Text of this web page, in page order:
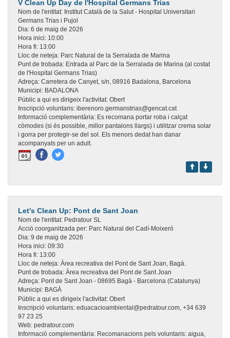
V Clean Up Day de l'Hospital Germans Trias
Nom de l'entitat: Institut Català de la Salut - Hospital Universitari
Germans Trias i Pujol
Dia: 6 de maig de 2026
Hora inici: 10:00
Hora fi: 13:00
Lloc de neteja: Parc Natural de la Serralada de Marina
Punt de trobada: Entrada al Parc de la Serralada de Marina (al costat
de l'Hospital Germans Trias)
Adreça: Carretera de Canyet, s/n, 08916 Badalona, Barcelona
Municipi: BADALONA
Públic a qui es dirigeix l'activitat: Obert
Inscripció voluntaris: iberenoro.germanstrias@gencat.cat
Informació complementària: Es recomana portar roba i calçat
còmodes (si és possible, millor pantalons llargs) i utilitzar crema solar
i gorra per protegir-se del sol. Els menors dedat han danar
acompanyats per un adult.
Let's Clean Up: Pont de Sant Joan
Nom de l'entitat: Pedratour SL
Acció coorganitzada per: Parc Natural del Cadí-Moixeró
Dia: 9 de maig de 2026
Hora inici: 09:30
Hora fi: 13:00
Lloc de neteja: Àrea recreativa del Pont de Sant Joan, Bagà.
Punt de trobada: Àrea recreativa del Pont de Sant Joan
Adreça: Pont de Sant Joan - 08695 Bagà - Barcelona (Catalunya)
Municipi: BAGÀ
Públic a qui es dirigeix l'activitat: Obert
Inscripció voluntaris: eduacacioambiental@pedratour.com, +34 639
97 23 25
Web: pedratour.com
Informació complementària: Recomanacions pels voluntaris: aigua,